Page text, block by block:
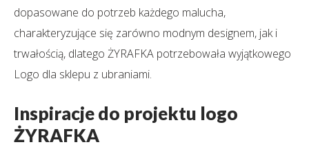
dopasowane do potrzeb każdego malucha,
charakteryzujące się zarówno modnym designem, jak i
trwałością, dlatego ŻYRAFKA potrzebowała wyjątkowego
Logo dla sklepu z ubraniami.
Inspiracje do projektu logo
ŻYRAFKA